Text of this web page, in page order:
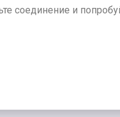
дешевле.
на телефон по
соединение и